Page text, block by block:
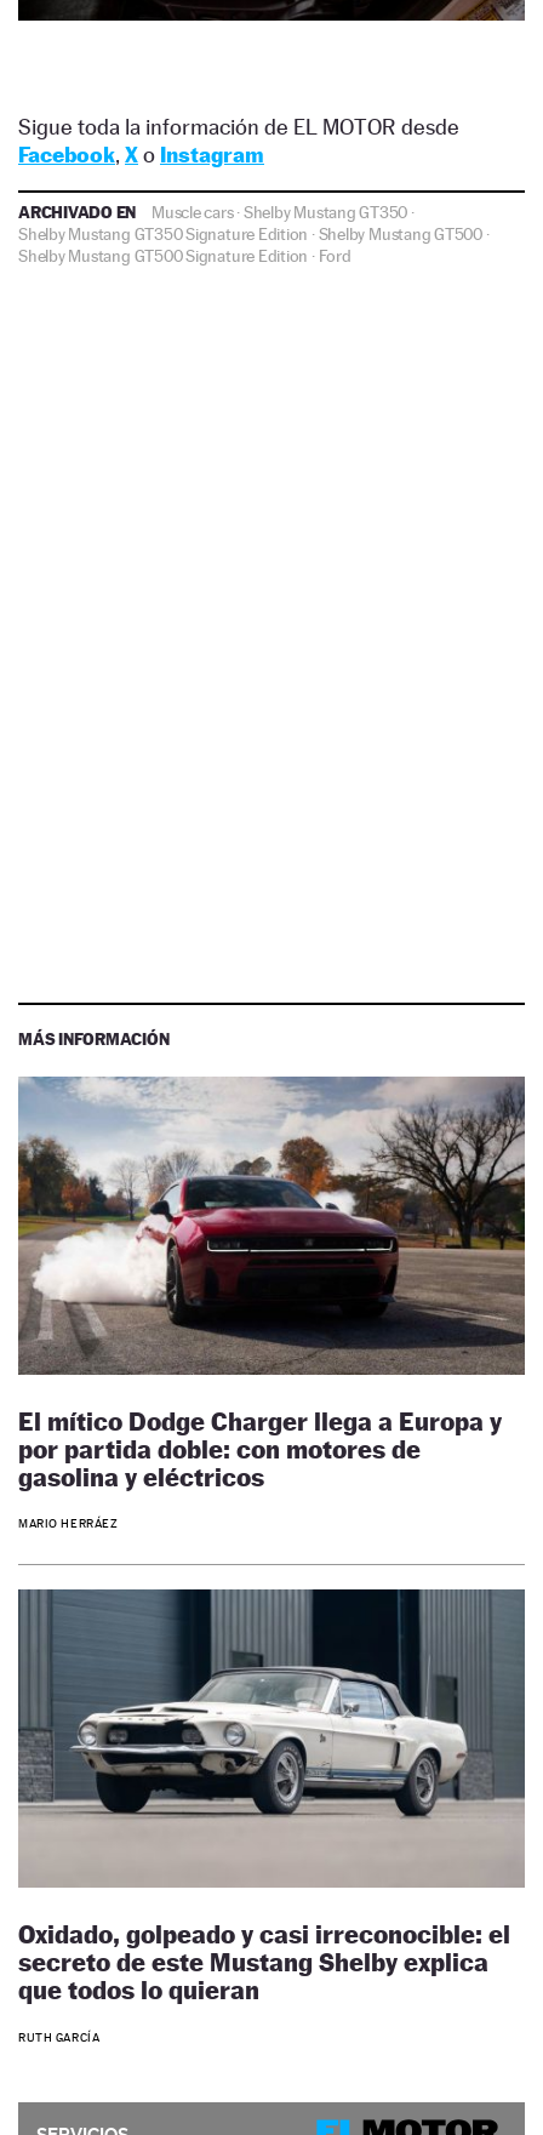
Sigue toda la información de EL MOTOR desde
Facebook, Xo Instagram
ARCHIVADO EN Muscle cars·Shelby Mustang GT350 ·
Shelby Mustang GT350 Signature Edition ·Shelby Mustang GT500·
Shelby Mustang GT500 Signature Edition · Ford
MÁS INFORMACIÓN
El mítico Dodge Charger llega a Europa y
por partida doble: con motores de
gasolina y eléctricos
MARIO HERRÁEZ
Oxidado, golpeado y casi irreconocible: el
secreto de este Mustang Shelby explica
que todos lo quieran
RUTH GARCÍA